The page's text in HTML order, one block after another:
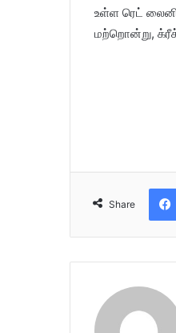
உள்ள ரெட்
மற்றொன்று,
Share